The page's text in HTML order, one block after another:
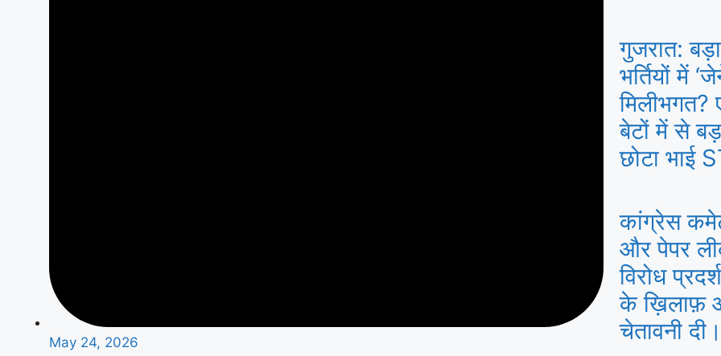
May 24, 2026
गुजरात:
भर्तियों में
मिलीभगत?
बेटों में से
छोटा भाई
कांग्रेस
और पेपर
विरोध
के ख़िलाफ़
चेतावनी दी।